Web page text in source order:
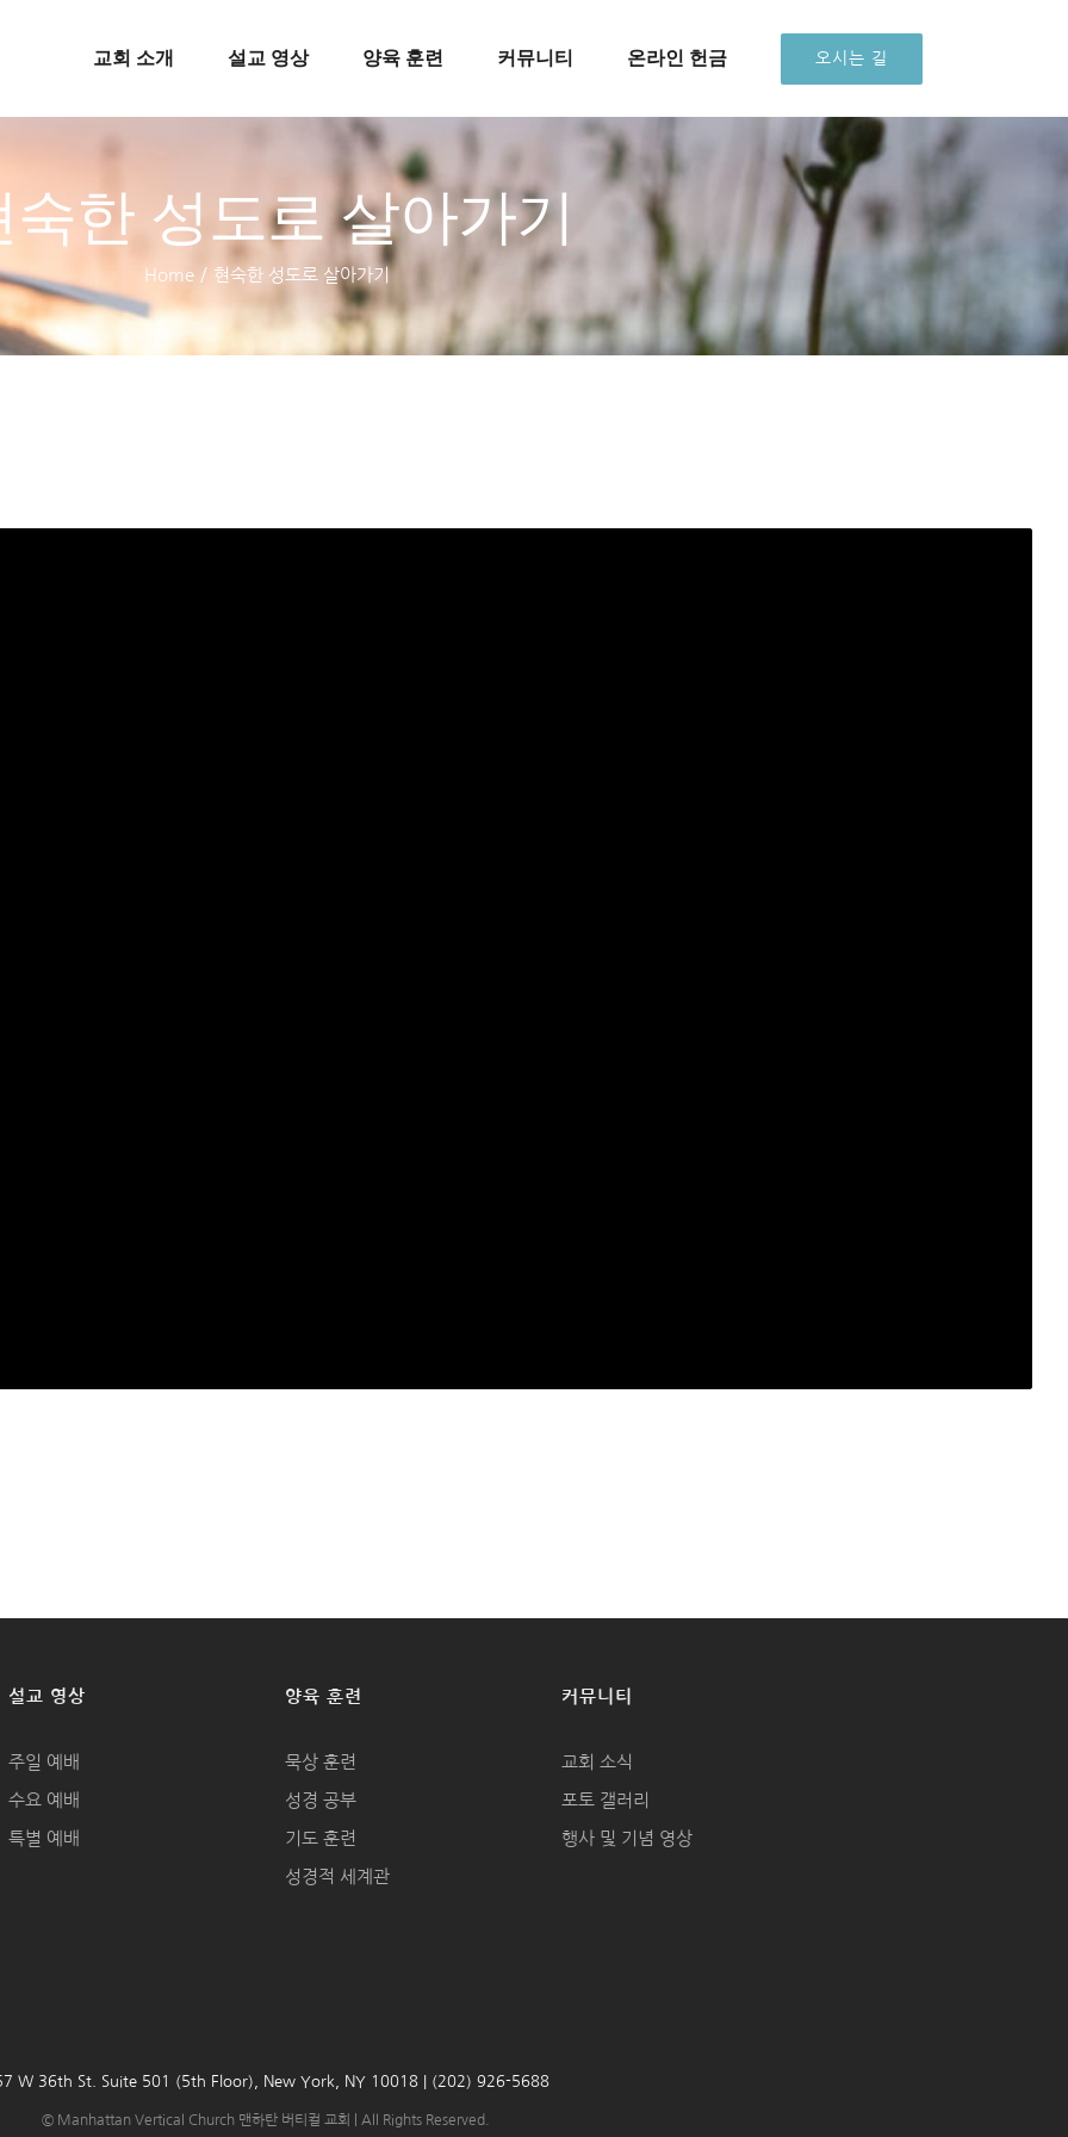
교회 소개 설교 영상 양육 훈련 커뮤니티 온라인 헌금 오시는 길
숙한 성도로 살아가기
Home / 현숙한 성도로 살아가기
설교 영상
주일 예배
수요 예배
특별 예배
양육 훈련
묵상 훈련
성경 공부
기도 훈련
성경적 세계관
커뮤니티
교회 소식
포토 갤러리
행사 및 기념 영상
W 36th St. Suite 501 (5th Floor), New York, NY 10018 | (202) 926-5688
© Manhattan Vertical Church 맨하탄 버티컬 교회 | All Rights Reserved.